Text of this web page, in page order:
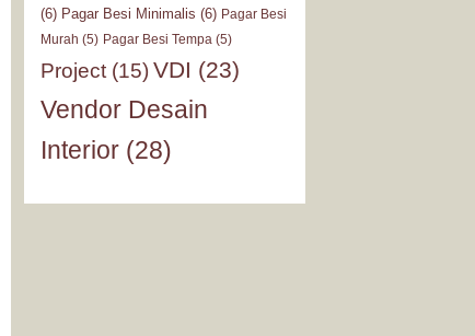
(6) Pagar Besi Minimalis (6) Pagar Besi
Murah (5) Pagar Besi Tempa(5)
Project(15) VDI (23)
Vendor Desain
Interior(28)